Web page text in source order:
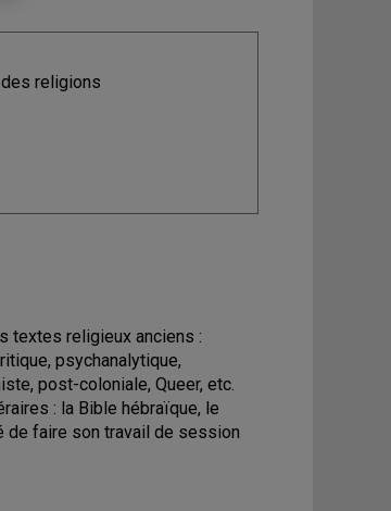
religions
textes religieux anciens :
psychanalytique,
post-coloniale, Queer, etc.
: la Bible hébraïque, le
de faire son travail de session